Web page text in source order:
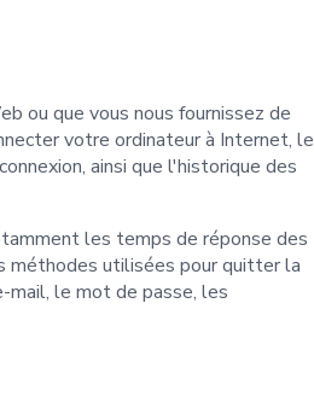
ou que vous nous fournissez de
votre ordinateur à Internet, le
ainsi que l'historique des
les temps de réponse des
méthodes utilisées pour quitter la
mail, le mot de passe, les